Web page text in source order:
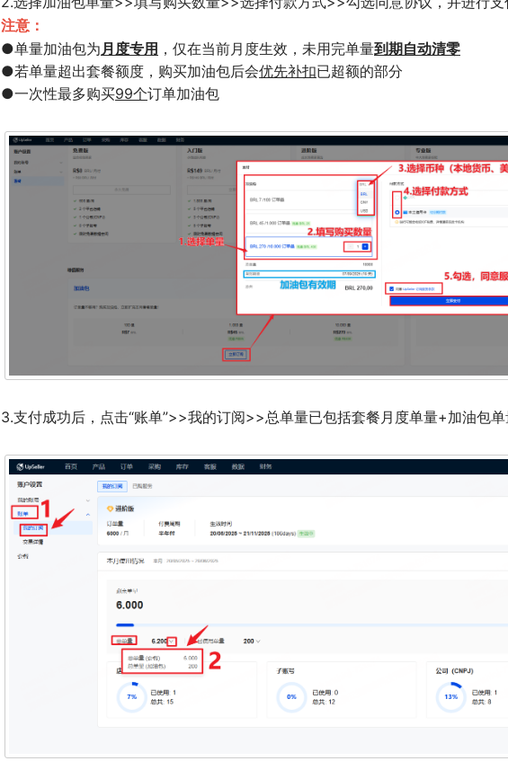
注意：
●单量加油包为月度专用 ，仅在当前月度生效，未用完单量到期自动清零
●若单量超出套餐额度，购买加油包后会优先补扣已超额的部分
●一次性最多购买99个订单加油包
3.支付成功后，点击“账单”>>我的订阅>>总单量已包括套餐月度单量+加油包